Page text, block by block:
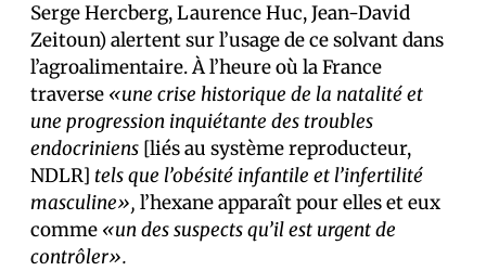
Serge Hercberg, Laurence Huc, Jean‑David
Zeitoun) alertent sur l’usage de ce solvant dans
l’agroalimentaire. À l’heure où la France
traverse «une crise historique de la natalité et
une progression inquiétante des troubles
endocriniens [liés au système reproducteur,
NDLR] tels que l’obésité infantile et l’infertilité
masculine», l’hexane apparaît pour elles et eux
comme «un des suspects qu’il est urgent de
contrôler».